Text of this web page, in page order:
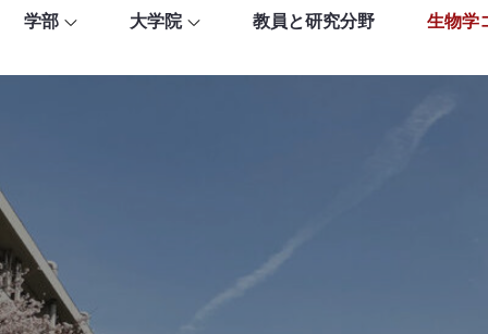
学部 大学院 教員と研究分野 生物学